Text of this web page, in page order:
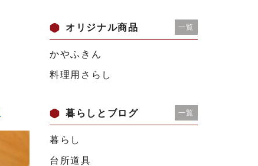
オリジナル商品 一覧
かやふきん
料理用さらし
暮らしとブログ 一覧
暮らし
台所道具